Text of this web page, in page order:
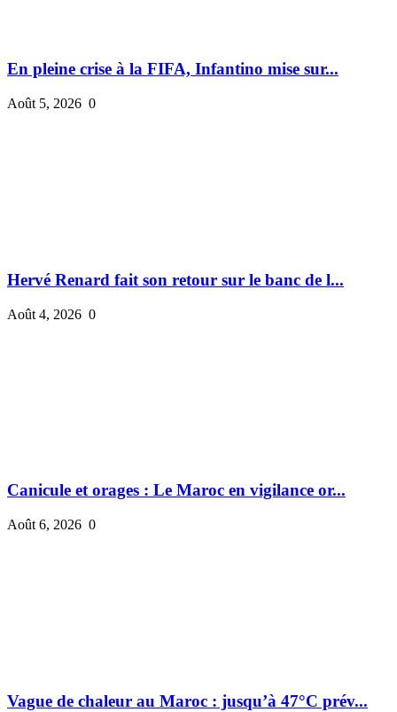
En pleine crise à la FIFA, Infantino mise sur...
Août 5, 2026 0
Hervé Renard fait son retour sur le banc de l...
Août 4, 2026 0
Canicule et orages : Le Maroc en vigilance or...
Août 6, 2026 0
Vague de chaleur au Maroc : jusqu’à 47°C prév...